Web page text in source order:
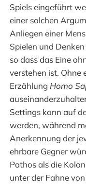
Spiels eingeführt
einer solchen
Anliegen einer
Spielen und
so dass das Eine
verstehen ist. Ohne
Erzählung Homo
Settings kann auf
werden, während
Anerkennung der
ehrbare Gegner
Pathos als die
unter der Fahne